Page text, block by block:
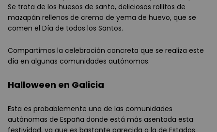
Se trata de los huesos de santo, deliciosos rollitos de
mazapán rellenos de crema de yema de huevo, que se
comen el Día de todos los Santos.
Compartimos la celebración concreta que se realiza este
día en algunas comunidades autónomas.
Halloween en Galicia
Esta es probablemente una de las comunidades
autónomas de España donde está más asentada esta
festividad, ya que es bastante parecida a la de Estados